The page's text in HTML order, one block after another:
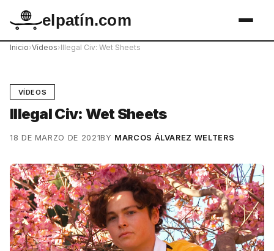
elpatín.com
Inicio›Vídeos›Illegal Civ: Wet Sheets
VÍDEOS
Illegal Civ: Wet Sheets
18 DE MARZO DE 2021BY MARCOS ÁLVAREZ WELTERS